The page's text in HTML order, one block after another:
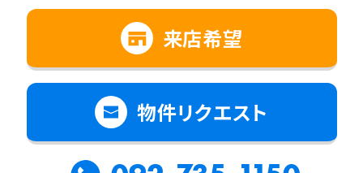
来店希望
物件リクエスト